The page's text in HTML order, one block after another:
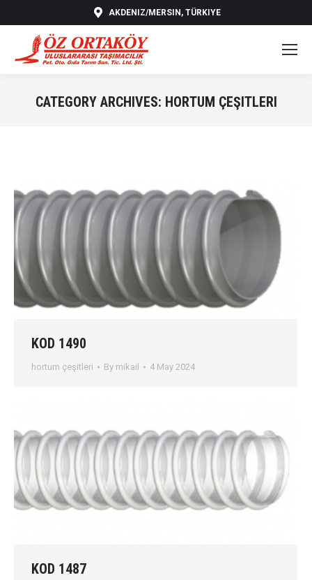
AKDENIZ/MERSIN, TÜRKIYE
CATEGORY ARCHIVES: HORTUM ÇEŞITLERI
KOD 1490
hortum çeşitleri By mikail 4 May 2024
KOD 1487